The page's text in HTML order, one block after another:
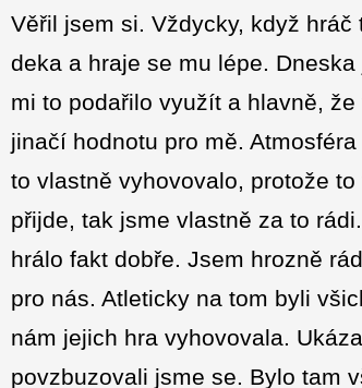
Věřil jsem si. Vždycky, když
deka a hraje se mu lépe.
mi to podařilo využít a hlavně,
jinačí hodnotu pro mě.
to vlastně vyhovovalo, protože
přijde, tak jsme vlastně za to
hrálo fakt dobře. Jsem hrozně
pro nás. Atleticky na tom byli
nám jejich hra vyhovovala.
povzbuzovali jsme se. Bylo tam